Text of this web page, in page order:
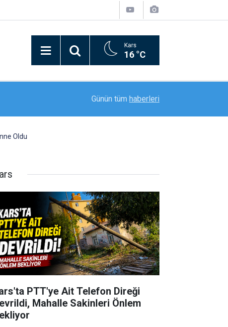
Kars
16 °C
Rektör Prof. Dr. Nusret Akpolat’tan Gana
Günün tüm haberleri
Oldu
PTT'ye Ait Telefon Direği
Mahalle Sakinleri Önlem